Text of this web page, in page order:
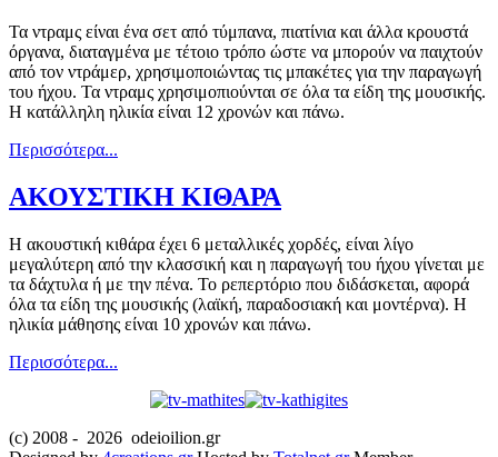
Τα ντραμς είναι ένα σετ από τύμπανα, πιατίνια και άλλα κρουστά
όργανα, διαταγμένα με τέτοιο τρόπο ώστε να μπορούν να παιχτούν
από τον ντράμερ, χρησιμοποιώντας τις μπακέτες για την παραγωγή
του ήχου. Τα ντραμς χρησιμοπιούνται σε όλα τα είδη της μουσικής.
Η κατάλληλη ηλικία είναι 12 χρονών και πάνω.
Περισσότερα...
ΑΚΟΥΣΤΙΚΗ ΚΙΘΑΡΑ
Η ακουστική κιθάρα έχει 6 μεταλλικές χορδές, είναι λίγο
μεγαλύτερη από την κλασσική και η παραγωγή του ήχου γίνεται με
τα δάχτυλα ή με την πένα. Το ρεπερτόριο που διδάσκεται, αφορά
όλα τα είδη της μουσικής (λαϊκή, παραδοσιακή και μοντέρνα). Η
ηλικία μάθησης είναι 10 χρονών και πάνω.
Περισσότερα...
(c) 2008 - 2026 odeioilion.gr